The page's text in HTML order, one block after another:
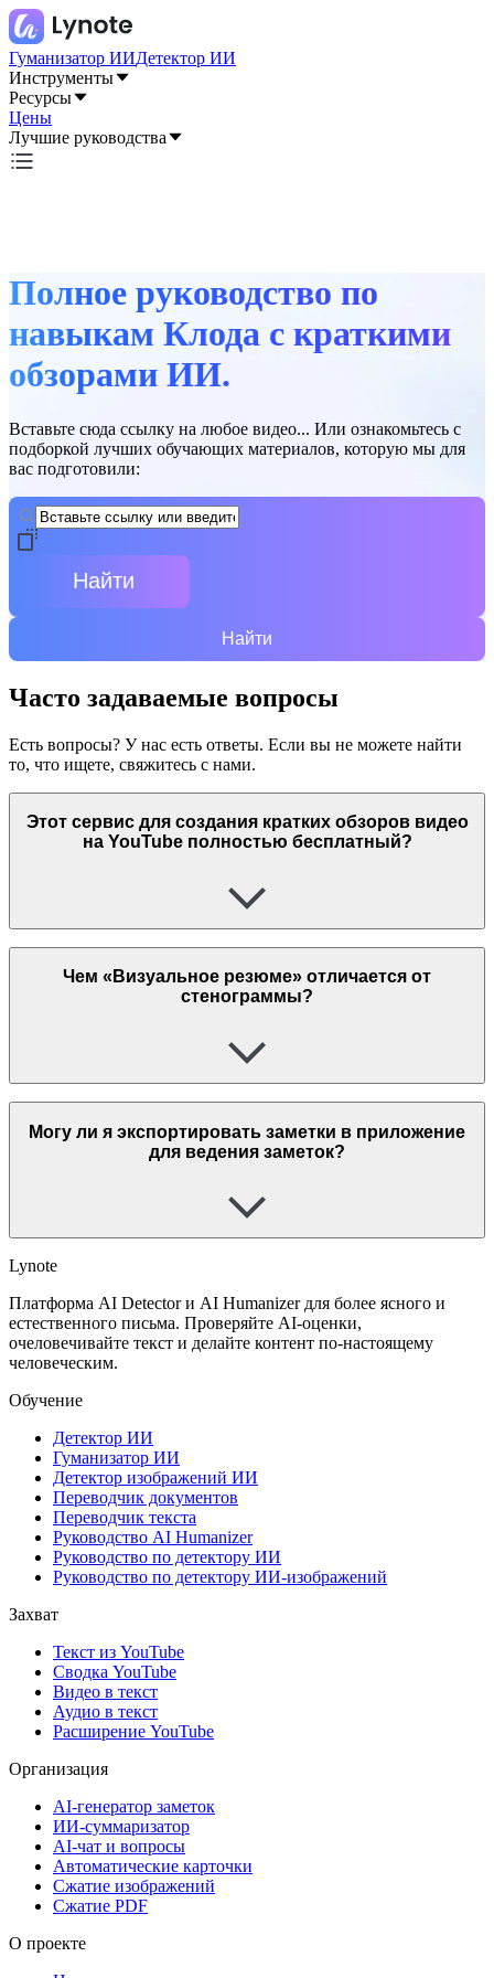
Гуманизатор ИИДетектор ИИ
Инструменты
Ресурсы
Цены
Лучшие руководства
Полное руководство по
навыкам Клода с краткими
обзорами ИИ.
Вставьте сюда ссылку на любое видео... Или ознакомьтесь с
подборкой лучших обучающих материалов, которую мы для
вас подготовили:
Найти
Найти
Часто задаваемые вопросы
Есть вопросы? У нас есть ответы. Если вы не можете найти
то, что ищете, свяжитесь с нами.
Этот сервис для создания кратких обзоров видео
на YouTube полностью бесплатный?
Чем «Визуальное резюме» отличается от
стенограммы?
Могу ли я экспортировать заметки в приложение
для ведения заметок?
Lynote
Платформа AI Detector и AI Humanizer для более ясного и
естественного письма. Проверяйте AI-оценки,
очеловечивайте текст и делайте контент по-настоящему
человеческим.
Обучение
Детектор ИИ
Гуманизатор ИИ
Детектор изображений ИИ
Переводчик документов
Переводчик текста
Руководство AI Humanizer
Руководство по детектору ИИ
Руководство по детектору ИИ-изображений
Захват
Текст из YouTube
Сводка YouTube
Видео в текст
Аудио в текст
Расширение YouTube
Организация
AI-генератор заметок
ИИ-суммаризатор
AI-чат и вопросы
Автоматические карточки
Сжатие изображений
Сжатие PDF
О проекте